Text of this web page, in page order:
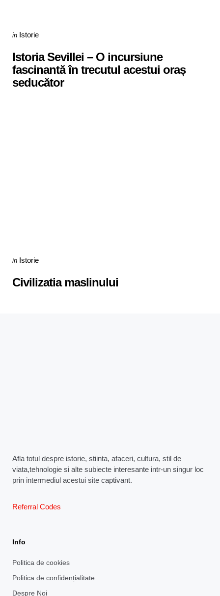
Categories
Posted
in Istorie
Istoria Sevillei – O incursiune
fascinantă în trecutul acestui oraș
seducător
Categories
Posted
in Istorie
Civilizatia maslinului
Afla totul despre istorie, stiinta, afaceri, cultura, stil de
viata,tehnologie si alte subiecte interesante intr-un singur loc
prin intermediul acestui site captivant.
Referral Codes
Info
Politica de cookies
Politica de confidențialitate
Despre Noi